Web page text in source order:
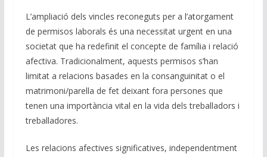
L’ampliació dels vincles reconeguts per a l’atorgament
de permisos laborals és una necessitat urgent en una
societat que ha redefinit el concepte de família i relació
afectiva. Tradicionalment, aquests permisos s’han
limitat a relacions basades en la consanguinitat o el
matrimoni/parella de fet deixant fora persones que
tenen una importància vital en la vida dels treballadors i
treballadores.
Les relacions afectives significatives, independentment